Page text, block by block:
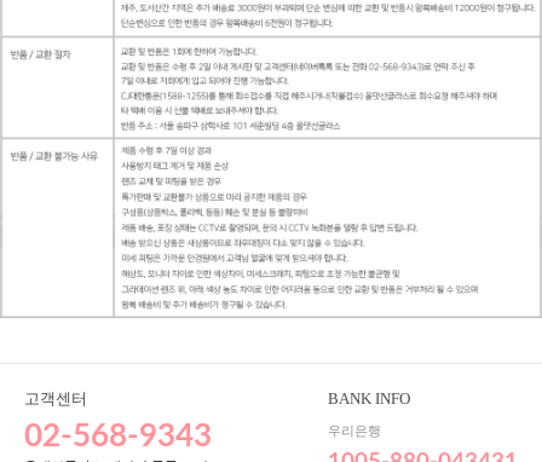
고객센터
02-568-9343
BANK INFO
우리은행